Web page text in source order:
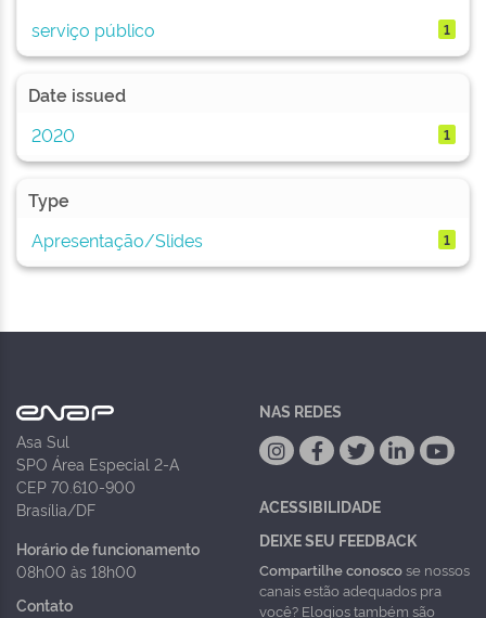
serviço público 1
Date issued
2020
1
Type
Apresentação/Slides
1
Asa Sul
SPO Área Especial 2-A
CEP 70.610-900
Brasília/DF
Horário de funcionamento
08h00 às 18h00
Contato
NAS REDES
ACESSIBILIDADE
DEIXE SEU FEEDBACK
Compartilhe conoscose nossos
canais estão adequados pra
você? Elogios também são